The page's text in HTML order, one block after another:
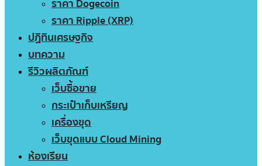
ราคา Dogecoin
ราคา Ripple (XRP)
ปฏิทินเศรษฐกิจ
บทความ
รีวิวผลิตภัณฑ์
เว็บซื้อขาย
กระเป๋าเก็บเหรียญ
เครื่องขุด
เว็บขุดแบบ Cloud Mining
ห้องเรียน